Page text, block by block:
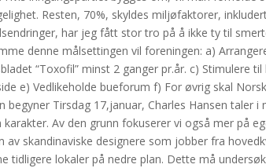
Resten, 70%, skyldes miljøfaktorer,
har jeg fått stor tro på å ikke ty til
denne målsettingen vil foreningen: a)
“Toxofil” minst 2 ganger pr.år. c) Stimulere
e) Vedlikeholde bueforum f) For øvrig skal
begyner Tirsdag 17,januar, Charles Hansen
karakter. Av den grunn fokuserer vi også mer på
av skandinaviske designere som jobber fra
tidligere lokaler på nedre plan. Dette må